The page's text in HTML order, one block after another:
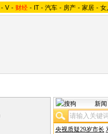
- V - 财经 - IT - 汽车 - 房产 - 家居 - 女
新闻
央视质疑29岁市长